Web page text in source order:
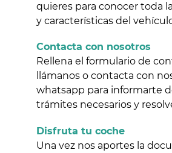
quieres para conocer toda
y características del
Contacta con nosotros
Rellena el formulario de
llámanos o contacta con
whatsapp para informarte
trámites necesarios y
Disfruta tu coche
Una vez nos aportes la